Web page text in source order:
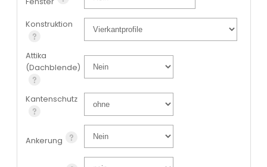
Konstruktion
Attika
(Dachblende)
Kantenschutz
Ankerung